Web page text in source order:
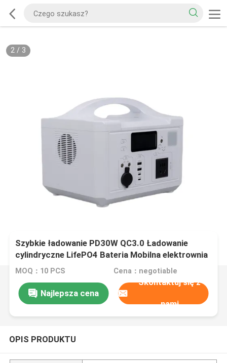
2/ 3
Szybkie ładowanie PD30W QC3.0 Ładowanie
cylindryczne LifePO4 Bateria Mobilna elektrownia
z BMS do zasilania słonecznego
MOQ：10 PCS Cena：negotiable
Najlepsza cena
Skontaktuj się z
nami
OPIS PRODUKTU